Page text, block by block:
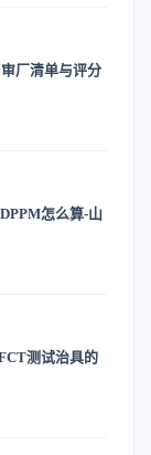
厂清单与评分
怎么算-山
测试治具的